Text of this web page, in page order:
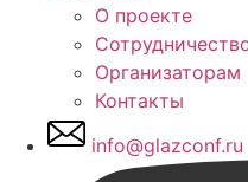
О проекте
Организаторам
Контакты
info@glazconf.ru